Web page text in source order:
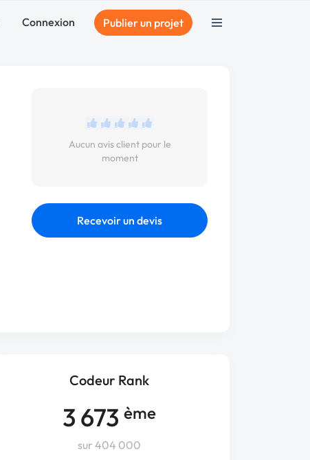
Connexion Publier un projet
Aucun avis client pour le
moment
Recevoir un devis
Codeur Rank
3 673 ème
sur 404 000